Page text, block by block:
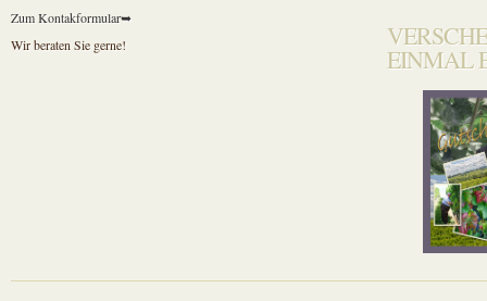
Zum Kontakformular➥
Wir beraten Sie gerne!
EINMAL